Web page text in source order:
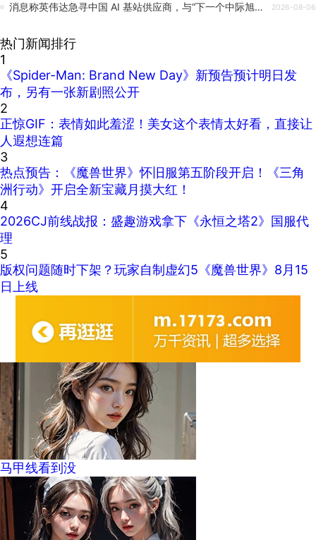
消息称英伟达急寻中国 AI 基站供应商，与“下一个中际旭创”合作开发 6G 基站 2026-08-06
热门新闻排行
1
《Spider-Man: Brand New Day》新预告预计明日发
布，另有一张新剧照公开
2
正惊GIF：表情如此羞涩！美女这个表情太好看，直接让
人遐想连篇
3
热点预告：《魔兽世界》怀旧服第五阶段开启！《三角
洲行动》开启全新宝藏月摸大红！
4
2026CJ前线战报：盛趣游戏拿下《永恒之塔2》国服代
理
5
版权问题随时下架？玩家自制虚幻5《魔兽世界》8月15
日上线
马甲线看到没